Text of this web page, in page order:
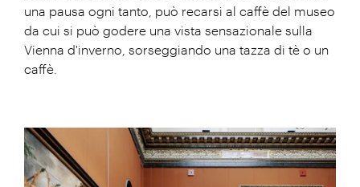
una pausa ogni tanto, può recarsi al caffè del museo
da cui si può godere una vista sensazionale sulla
Vienna d'inverno, sorseggiando una tazza di tè o un
caffè.